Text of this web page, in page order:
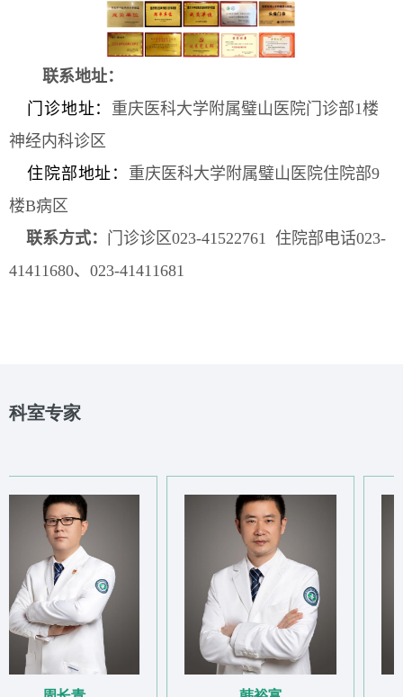
联系地址：
门诊地址： 重庆医科大学附属璧山医院门诊部1楼
神经内科诊区
住院部地址： 重庆医科大学附属璧山医院住院部9
楼B病区
联系方式： 门诊诊区023-41522761 住院部电话023-
41411680、023-41411681
科室专家